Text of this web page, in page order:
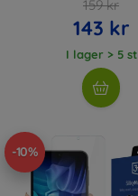
159 kr
143 kr
I lager > 5 st
-10%